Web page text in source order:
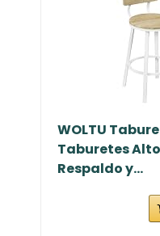
WOLTU
Taburetes
Respaldo y...